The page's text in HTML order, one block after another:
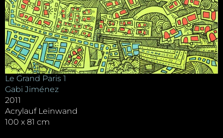
Le Grand Paris 1
Gabi Jiménez
2011
Acrylauf Leinwand
100 x 81 cm